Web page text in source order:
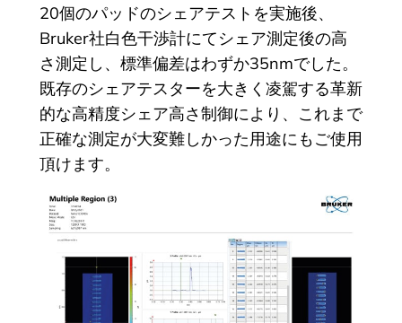
20個のパッドのシェアテストを実施後、
Bruker社白色干渉計にてシェア測定後の高
さ測定し、標準偏差はわずか35nmでした。
既存のシェアテスターを大きく凌駕する革新
的な高精度シェア高さ制御により、これまで
正確な測定が大変難しかった用途にもご使用
頂けます。